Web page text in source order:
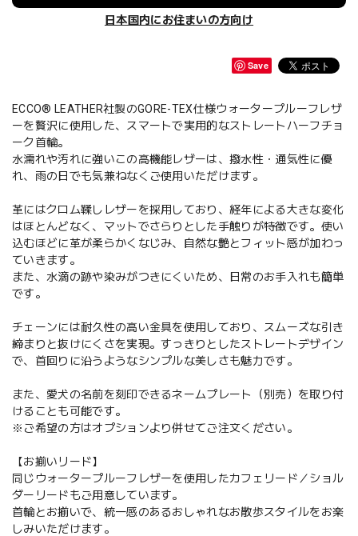
日本国内にお住まいの方向け
Save
ECCO® LEATHER社製のGORE-TEX仕様ウォータープルーフレザ
ーを贅沢に使用した、スマートで実用的なストレートハーフチョ
ーク首輪。
水濡れや汚れに強いこの高機能レザーは、撥水性・通気性に優
れ、雨の日でも気兼ねなくご使用いただけます。
革にはクロム鞣しレザーを採用しており、経年による大きな変化
はほとんどなく、マットでさらりとした手触りが特徴です。使い
込むほどに革が柔らかくなじみ、自然な艶とフィット感が加わっ
ていきます。
また、水滴の跡や染みがつきにくいため、日常のお手入れも簡単
です。
チェーンには耐久性の高い金具を使用しており、スムーズな引き
締まりと抜けにくさを実現。すっきりとしたストレートデザイン
で、首回りに沿うようなシンプルな美しさも魅力です。
また、愛犬の名前を刻印できるネームプレート（別売）を取り付
けることも可能です。
※ご希望の方はオプションより併せてご注文ください。
【お揃いリード】
同じウォータープルーフレザーを使用したカフェリード／ショル
ダーリードもご用意しています。
首輪とお揃いで、統一感のあるおしゃれなお散歩スタイルをお楽
しみいただけます。